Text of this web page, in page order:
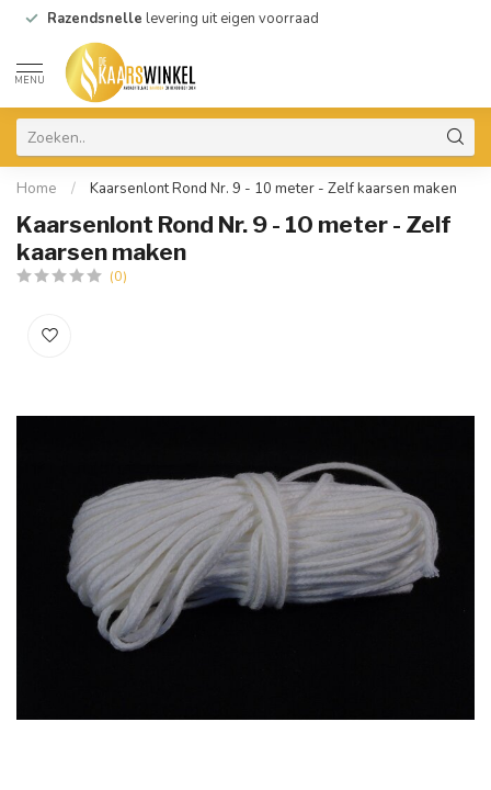
Razendsnelle levering uit eigen voorraad
MENU
Home / Kaarsenlont Rond Nr. 9 - 10 meter - Zelf kaarsen maken
Kaarsenlont Rond Nr. 9 - 10 meter - Zelf
kaarsen maken
(0)